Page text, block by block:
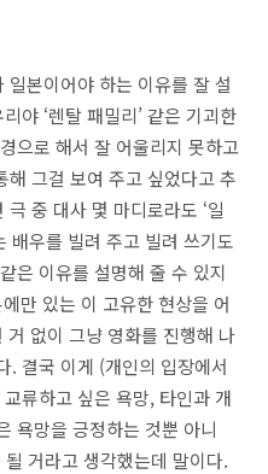
본이어야 하는 이유를 잘 설
야 ‘렌탈 패밀리’ 같은 기괴한
으로 해서 잘 어울리지 못하고
해 그걸 보여 주고 싶었다고 추
중 대사 몇 마디로라도 ‘일
배우를 빌려 주고 빌려 쓰기도
은 이유를 설명해 줄 수 있지
만 있는 이 고유한 현상을 어
없이 그냥 영화를 진행해 나
. 결국 이게 (개인의 입장에서
류하고 싶은 욕망, 타인과 개
욕망을 긍정하는 것뿐 아니
거라고 생각했는데 말이다.